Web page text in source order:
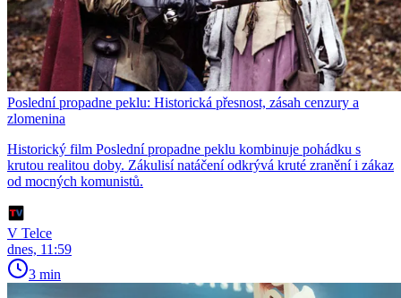
Poslední propadne peklu: Historická přesnost, zásah cenzury a
zlomenina
Historický film Poslední propadne peklu kombinuje pohádku s
krutou realitou doby. Zákulisí natáčení odkrývá kruté zranění i zákaz
od mocných komunistů.
V Telce
dnes, 11:59
3 min